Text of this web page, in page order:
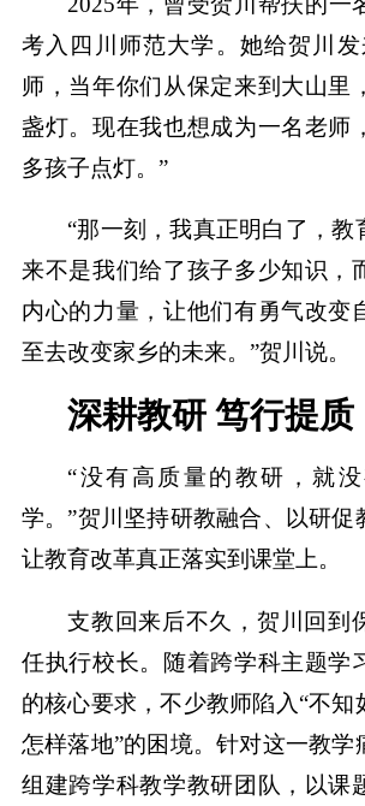
考入四川师范大学。她给贺川
师，当年你们从保定来到大山里
盏灯。现在我也想成为一名老师
多孩子点灯。”
“那一刻，我真正明白了，教
来不是我们给了孩子多少知识，
内心的力量，让他们有勇气改变
至去改变家乡的未来。”贺川说。
深耕教研 笃行提质
“没有高质量的教研，就
学。”贺川坚持研教融合、以研促
让教育改革真正落实到课堂上。
支教回来后不久，贺川回到
任执行校长。随着跨学科主题学
的核心要求，不少教师陷入“不知
怎样落地”的困境。针对这一教学
组建跨学科教学教研团队，以课